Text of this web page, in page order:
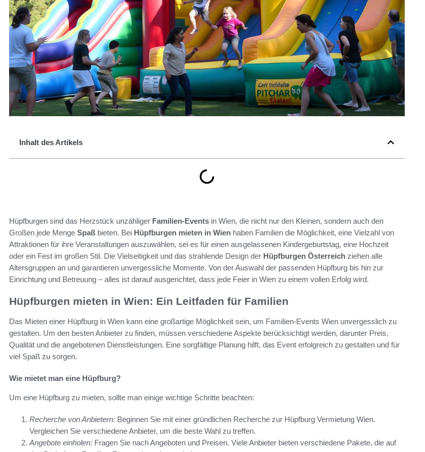
Inhalt des Artikels
Hüpfburgen sind das Herzstück unzähliger Familien-Events in Wien, die nicht nur den Kleinen, sondern auch den
Großen jede Menge Spaß bieten. Bei Hüpfburgen mieten in Wien haben Familien die Möglichkeit, eine Vielzahl von
Attraktionen für ihre Veranstaltungen auszuwählen, sei es für einen ausgelassenen Kindergeburtstag, eine Hochzeit
oder ein Fest im großen Stil. Die Vielseitigkeit und das strahlende Design der Hüpfburgen Österreich ziehen alle
Altersgruppen an und garantieren unvergessliche Momente. Von der Auswahl der passenden Hüpfburg bis hin zur
Einrichtung und Betreuung – alles ist darauf ausgerichtet, dass jede Feier in Wien zu einem vollen Erfolg wird.
Hüpfburgen mieten in Wien: Ein Leitfaden für Familien
Das Mieten einer Hüpfburg in Wien kann eine großartige Möglichkeit sein, um Familien-Events Wien unvergesslich zu
gestalten. Um den besten Anbieter zu finden, müssen verschiedene Aspekte berücksichtigt werden, darunter Preis,
Qualität und die angebotenen Dienstleistungen. Eine sorgfältige Planung hilft, das Event erfolgreich zu gestalten und für
viel Spaß zu sorgen.
Wie mietet man eine Hüpfburg?
Um eine Hüpfburg zu mieten, sollte man einige wichtige Schritte beachten:
Recherche von Anbietern: Beginnen Sie mit einer gründlichen Recherche zur Hüpfburg Vermietung Wien.
Vergleichen Sie verschiedene Anbieter, um die beste Wahl zu treffen.
Angebote einholen: Fragen Sie nach Angeboten und Preisen. Viele Anbieter bieten verschiedene Pakete, die auf